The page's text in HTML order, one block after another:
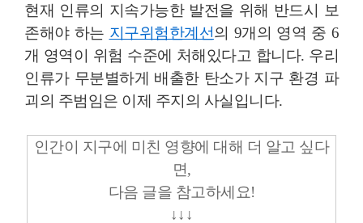
현재 인류의 지속가능한 발전을 위해 반드시 보
존해야 하는 지구위험한계선의 9개의 영역 중 6
개 영역이 위험 수준에 처해있다고 합니다. 우리
인류가 무분별하게 배출한 탄소가 지구 환경 파
괴의 주범임은 이제 주지의 사실입니다.
인간이 지구에 미친 영향에 대해 더 알고 싶다
면,
다음 글을 참고하세요!
↓↓ ↓